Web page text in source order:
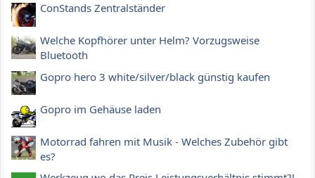
ConStands Zentralständer
Welche Kopfhörer unter Helm? Vorzugsweise
Bluetooth
Gopro hero 3 white/silver/black günstig kaufen
Gopro im Gehäuse laden
Motorrad fahren mit Musik - Welches Zubehör gibt
es?